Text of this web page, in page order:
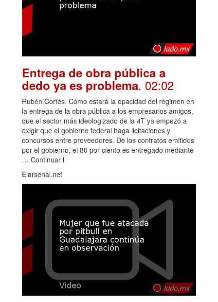
Entrega de obra pública a
dedo ya es problema. 02:02
Rubén Cortés. Cómo estará la opacidad del régimen en
la entrega de la obra pública a los empresarios amigos,
que el sector más ideologizado de la 4T ya empezó a
exigir que el gobierno federal haga licitaciones y
concursos entre proveedores. De los contratos emitidos
por el gobierno, el 80 por ciento es entregado mediante
… Continuar l
Elarsenal.net